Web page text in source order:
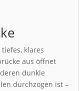
klares
aus öffnet
dunkle
durchzogen ist –